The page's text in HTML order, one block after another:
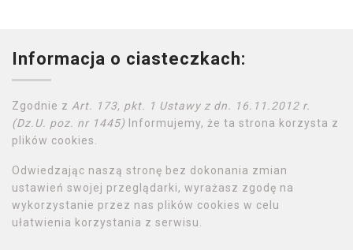
Informacja o ciasteczkach:
Zgodnie z Art. 173, pkt. 1 Ustawy z dn. 16.11.2012 r.
(Dz.U. poz. nr 1445) Informujemy, że ta strona korzysta z
plików cookies.
Odwiedzając naszą stronę bez dokonania zmian
ustawień swojej przeglądarki, wyrażasz zgodę na
wykorzystanie przez nas plików cookies w celu
ułatwienia korzystania z serwisu.